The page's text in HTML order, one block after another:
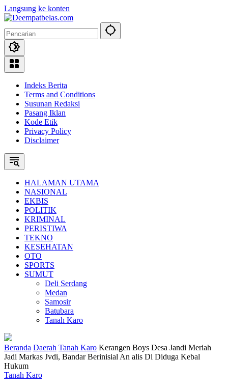
Langsung ke konten
Indeks Berita
Terms and Conditions
Susunan Redaksi
Pasang Iklan
Kode Etik
Privacy Policy
Disclaimer
HALAMAN UTAMA
NASIONAL
EKBIS
POLITIK
KRIMINAL
PERISTIWA
TEKNO
KESEHATAN
OTO
SPORTS
SUMUT
Deli Serdang
Medan
Samosir
Batubara
Tanah Karo
Beranda Daerah Tanah Karo Kerangen Boys Desa Jandi Meriah
Jadi Markas Jvdi, Bandar Berinisial An alis Di Diduga Kebal
Hukum
Tanah Karo